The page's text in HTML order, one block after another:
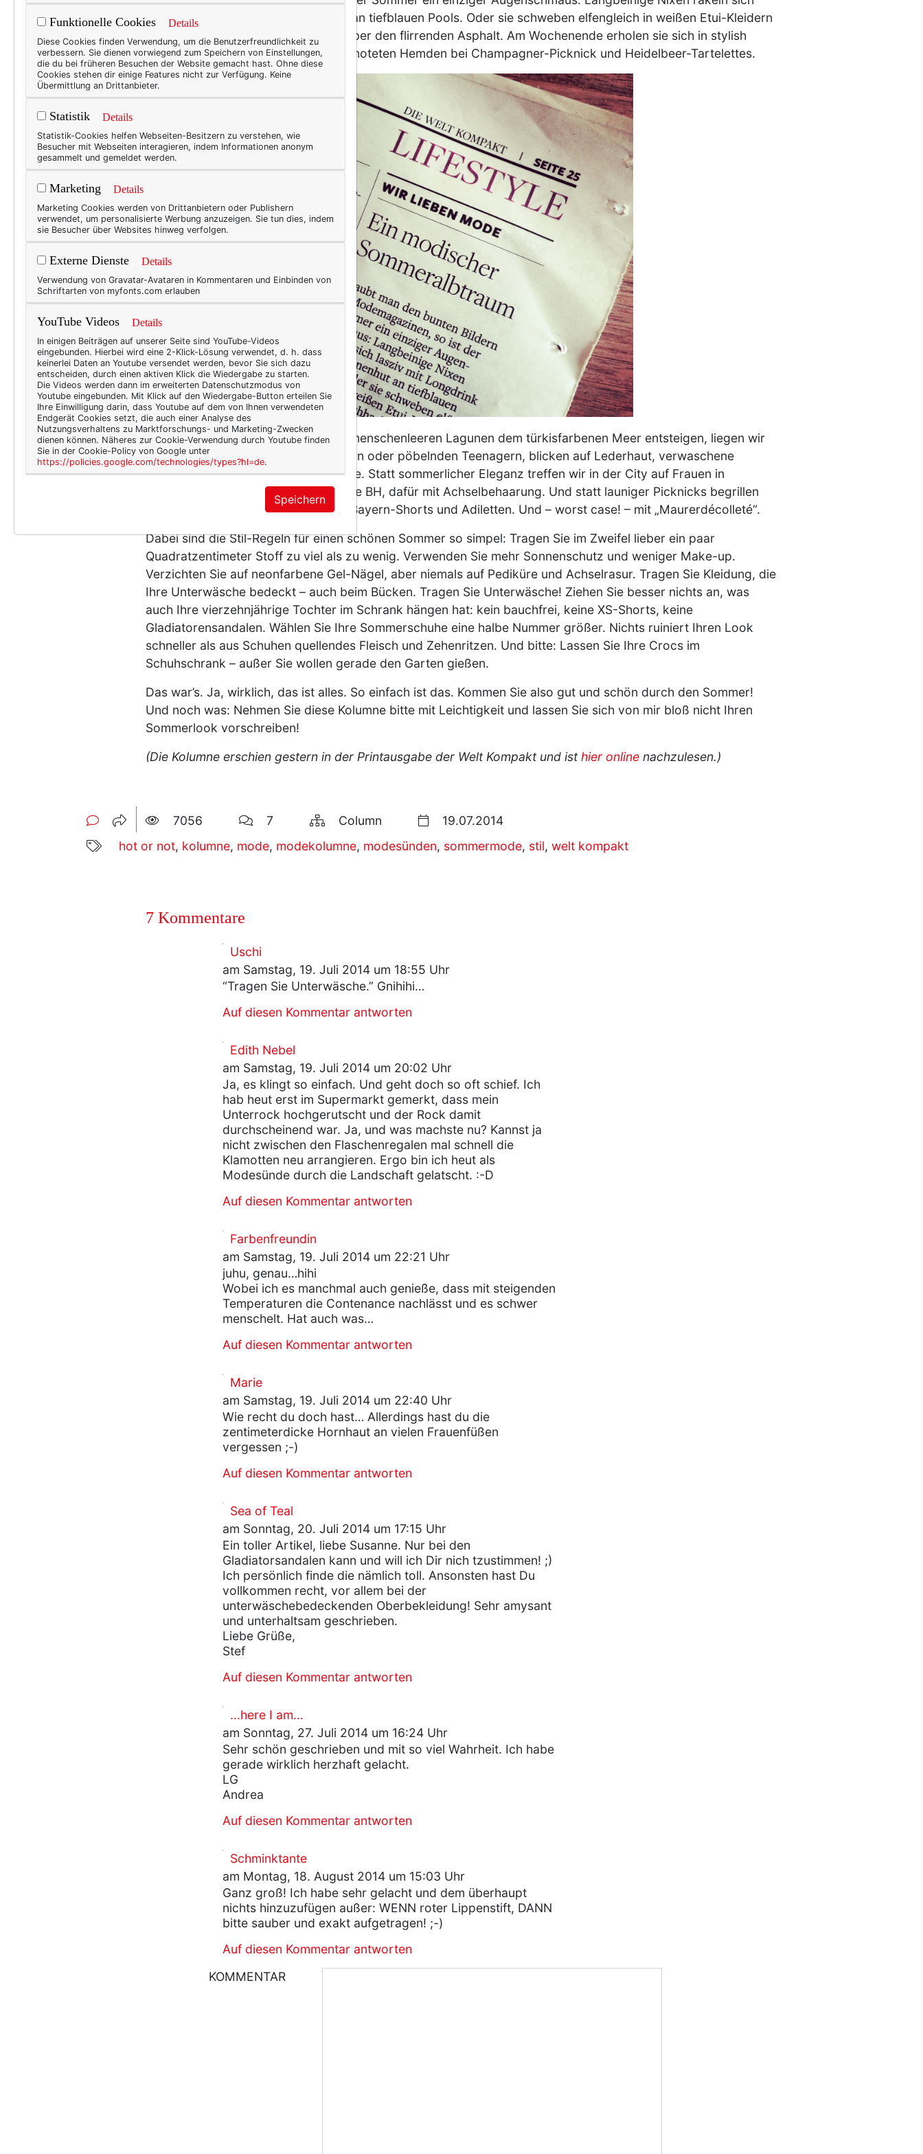
lasziv mit Longdrink und Sonnenhut an tiefblauen Pools. Oder sie schweben elfengleich in weißen Etui-Kleidern
und auf hochhackigen Sandaletten über den flirrenden Asphalt. Am Wochenende erholen sie sich in stylish
ausgefransten Shorts und lässig geknoteten Hemden bei Champagner-Picknick und Heidelbeer-Tartelettes.
Während also makellose Models an menschenleeren Lagunen dem türkisfarbenen Meer entsteigen, liegen wir
im Freibad neben schreienden Kindern oder pöbelnden Teenagern, blicken auf Lederhaut, verwaschene
Tattoos und ausgeleierte Badeanzüge. Statt sommerlicher Eleganz treffen wir in der City auf Frauen in
rutschenden Bandeau-Kleidern – ohne BH, dafür mit Achselbehaarung. Und statt launiger Picknicks begrillen
uns Männer bei Gartenpartys in FC-Bayern-Shorts und Adiletten. Und – worst case! – mit „Maurerdécolleté“.
Dabei sind die Stil-Regeln für einen schönen Sommer so simpel: Tragen Sie im Zweifel lieber ein paar
Quadratzentimeter Stoff zu viel als zu wenig. Verwenden Sie mehr Sonnenschutz und weniger Make-up.
Verzichten Sie auf neonfarbene Gel-Nägel, aber niemals auf Pediküre und Achselrasur. Tragen Sie Kleidung, die
Ihre Unterwäsche bedeckt – auch beim Bücken. Tragen Sie Unterwäsche! Ziehen Sie besser nichts an, was
auch Ihre vierzehnjährige Tochter im Schrank hängen hat: kein bauchfrei, keine XS-Shorts, keine
Gladiatorensandalen. Wählen Sie Ihre Sommerschuhe eine halbe Nummer größer. Nichts ruiniert Ihren Look
schneller als aus Schuhen quellendes Fleisch und Zehenritzen. Und bitte: Lassen Sie Ihre Crocs im
Schuhschrank – außer Sie wollen gerade den Garten gießen.
Das war’s. Ja, wirklich, das ist alles. So einfach ist das. Kommen Sie also gut und schön durch den Sommer!
Und noch was: Nehmen Sie diese Kolumne bitte mit Leichtigkeit und lassen Sie sich von mir bloß nicht Ihren
Sommerlook vorschreiben!
(Die Kolumne erschien gestern in der Printausgabe der Welt Kompakt und isthier online nachzulesen.)
7056 7 Column
19.07.2014
hot or not, kolumne, mode, modekolumne, modesünden, sommermode, stil, welt kompakt
7 Kommentare
Uschi
am Samstag, 19. Juli 2014 um 18:55 Uhr
“Tragen Sie Unterwäsche.” Gnihihi…
Auf diesen Kommentar antworten
Edith Nebel
am Samstag, 19. Juli 2014 um 20:02 Uhr
Ja, es klingt so einfach. Und geht doch so oft schief. Ich
hab heut erst im Supermarkt gemerkt, dass mein
Unterrock hochgerutscht und der Rock damit
durchscheinend war. Ja, und was machste nu? Kannst ja
nicht zwischen den Flaschenregalen mal schnell die
Klamotten neu arrangieren. Ergo bin ich heut als
Modesünde durch die Landschaft gelatscht. :-D
Auf diesen Kommentar antworten
Farbenfreundin
am Samstag, 19. Juli 2014 um 22:21 Uhr
juhu, genau…hihi
Wobei ich es manchmal auch genieße, dass mit steigenden
Temperaturen die Contenance nachlässt und es schwer
menschelt. Hat auch was…
Auf diesen Kommentar antworten
Marie
am Samstag, 19. Juli 2014 um 22:40 Uhr
Wie recht du doch hast… Allerdings hast du die
zentimeterdicke Hornhaut an vielen Frauenfüßen
vergessen ;-)
Auf diesen Kommentar antworten
Sea of Teal
am Sonntag, 20. Juli 2014 um 17:15 Uhr
Ein toller Artikel, liebe Susanne. Nur bei den
Gladiatorsandalen kann und will ich Dir nich tzustimmen! ;)
Ich persönlich finde die nämlich toll. Ansonsten hast Du
vollkommen recht, vor allem bei der
unterwäschebedeckenden Oberbekleidung! Sehr amysant
und unterhaltsam geschrieben.
Liebe Grüße,
Stef
Auf diesen Kommentar antworten
...here I am...
am Sonntag, 27. Juli 2014 um 16:24 Uhr
Sehr schön geschrieben und mit so viel Wahrheit. Ich habe
gerade wirklich herzhaft gelacht.
LG
Andrea
Auf diesen Kommentar antworten
Schminktante
am Montag, 18. August 2014 um 15:03 Uhr
Ganz groß! Ich habe sehr gelacht und dem überhaupt
nichts hinzuzufügen außer: WENN roter Lippenstift, DANN
bitte sauber und exakt aufgetragen! ;-)
Auf diesen Kommentar antworten
KOMMENTAR
Funktionelle Cookies Details
Diese Cookies finden Verwendung, um die Benutzerfreundlichkeit zu
verbessern. Sie dienen vorwiegend zum Speichern von Einstellungen,
die du bei früheren Besuchen der Website gemacht hast. Ohne diese
Cookies stehen dir einige Features nicht zur Verfügung. Keine
Übermittlung an Drittanbieter.
Statistik Details
Statistik-Cookies helfen Webseiten-Besitzern zu verstehen, wie
Besucher mit Webseiten interagieren, indem Informationen anonym
gesammelt und gemeldet werden.
Marketing Details
Marketing Cookies werden von Drittanbietern oder Publishern
verwendet, um personalisierte Werbung anzuzeigen. Sie tun dies, indem
sie Besucher über Websites hinweg verfolgen.
Externe Dienste Details
Verwendung von Gravatar-Avataren in Kommentaren und Einbinden von
Schriftarten von myfonts.com erlauben
YouTube Videos Details
In einigen Beiträgen auf unserer Seite sind YouTube-Videos
eingebunden. Hierbei wird eine 2-Klick-Lösung verwendet, d. h. dass
keinerlei Daten an Youtube versendet werden, bevor Sie sich dazu
entscheiden, durch einen aktiven Klick die Wiedergabe zu starten.
Die Videos werden dann im erweiterten Datenschutzmodus von
Youtube eingebunden. Mit Klick auf den Wiedergabe-Button erteilen Sie
Ihre Einwilligung darin, dass Youtube auf dem von Ihnen verwendeten
Endgerät Cookies setzt, die auch einer Analyse des
Nutzungsverhaltens zu Marktforschungs- und Marketing-Zwecken
dienen können. Näheres zur Cookie-Verwendung durch Youtube finden
Sie in der Cookie-Policy von Google unter
https://policies.google.com/technologies/types?hl=de.
Speichern